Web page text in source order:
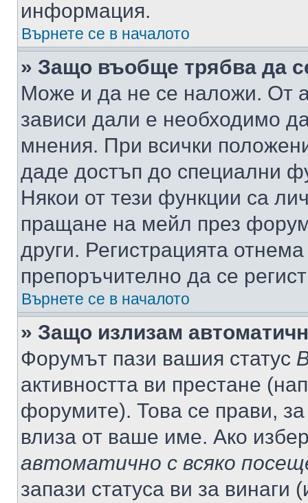
информация.
Върнете се в началото
» Защо въобще трябва да
Може и да не се наложи. От
зависи дали е необходимо
мнения. При всички
даде достъп до специални
Някои от тези функции са
пращане на мейл през
други. Регистрацията
препоръчително да се
Върнете се в началото
» Защо излизам
Форумът пази вашия статус
активността ви престане
форумите). Това се прави,
влиза от ваше име. Ако
автоматично с всяко
запази статуса ви за винаги